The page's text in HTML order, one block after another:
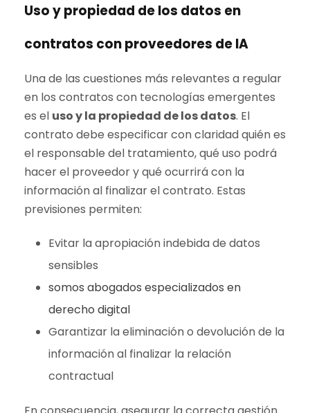
Uso y propiedad de los datos en
contratos con proveedores de IA
Una de las cuestiones más relevantes a regular
en los contratos con tecnologías emergentes
es el uso y la propiedad de los datos. El
contrato debe especificar con claridad quién es
el responsable del tratamiento, qué uso podrá
hacer el proveedor y qué ocurrirá con la
información al finalizar el contrato. Estas
previsiones permiten:
Evitar la apropiación indebida de datos
sensibles
somos abogados especializados en
derecho digital
Garantizar la eliminación o devolución de la
información al finalizar la relación
contractual